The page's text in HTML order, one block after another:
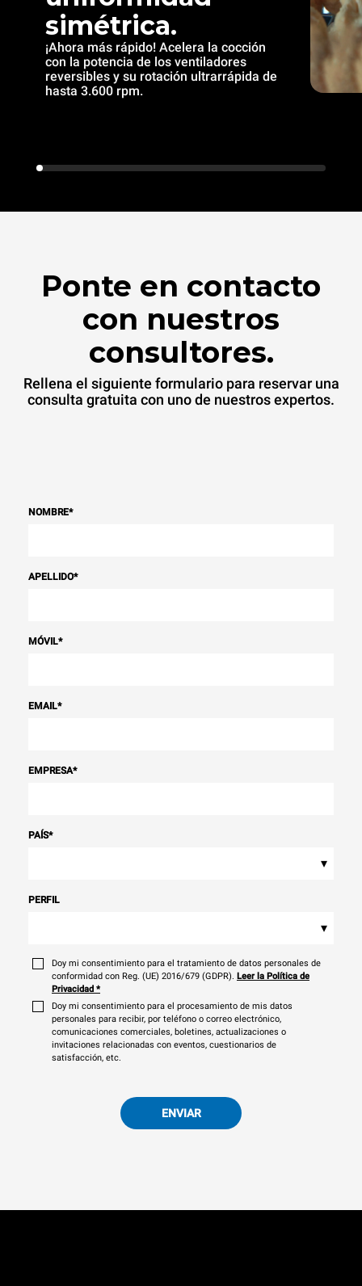
simétrica.
¡Ahora más rápido! Acelera la cocción
con la potencia de los ventiladores
reversibles y su rotación ultrarrápida de
hasta 3.600 rpm.
Ponte en contacto
con nuestros
consultores.
Rellena el siguiente formulario para reservar una
consulta gratuita con uno de nuestros expertos.
NOMBRE*
APELLIDO*
MÓVIL*
EMAIL*
EMPRESA*
PAÍS*
▾
PERFIL
▾
Doy mi consentimiento para el tratamiento de datos personales de
conformidad con Reg. (UE) 2016/679 (GDPR). Leer la Política de
Privacidad *
Doy mi consentimiento para el procesamiento de mis datos
personales para recibir, por teléfono o correo electrónico,
comunicaciones comerciales, boletines, actualizaciones o
invitaciones relacionadas con eventos, cuestionarios de
satisfacción, etc.
ENVIAR